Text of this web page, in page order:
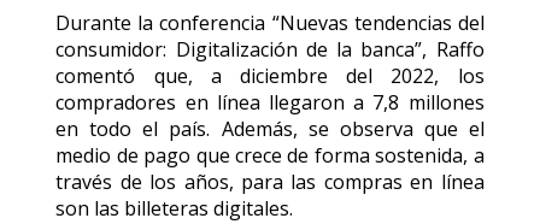
Durante la conferencia “Nuevas tendencias del
consumidor: Digitalización de la banca”, Raffo
comentó que, a diciembre del 2022, los
compradores en línea llegaron a 7,8 millones
en todo el país. Además, se observa que el
medio de pago que crece de forma sostenida, a
través de los años, para las compras en línea
son las billeteras digitales.